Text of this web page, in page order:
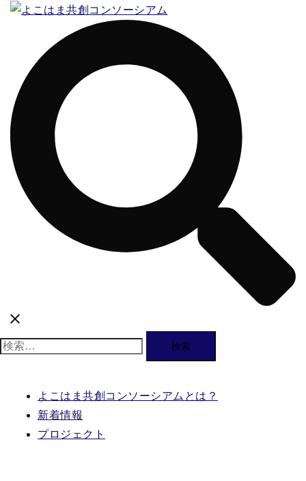
ス
キ
検
よこはま共創コンソーシアムとは？
新着情報
プロジェクト